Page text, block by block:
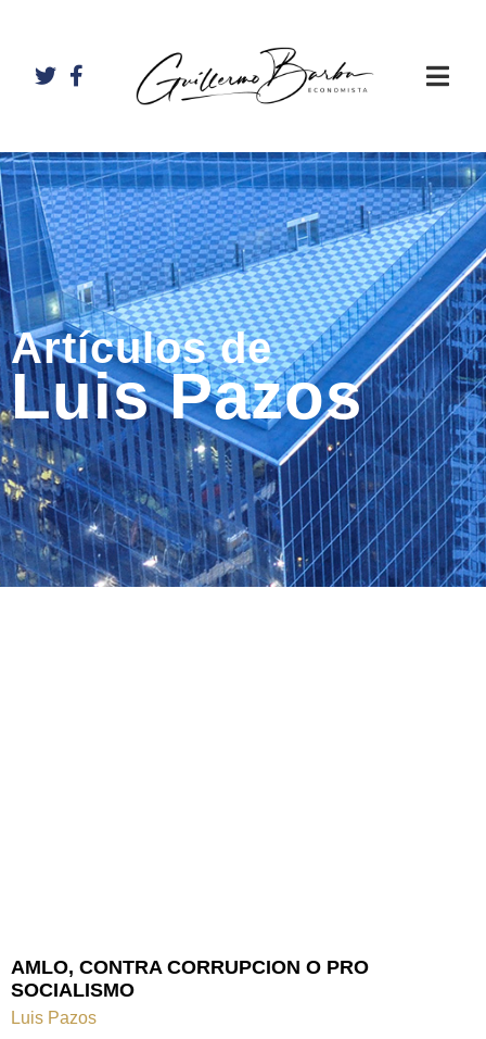
Artículos de
Luis Pazos
AMLO, CONTRA CORRUPCION O PRO
SOCIALISMO
Luis Pazos